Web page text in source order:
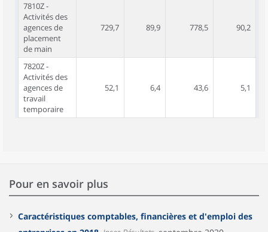
7810Z -
Activités des
agences de
placement
de main
729,7 89,9 778,5 90,2
7820Z -
Activités des
agences de
travail
temporaire
52,1 6,4 43,6 5,1
Pour en savoir plus
Caractéristiques comptables, financières et d'emploi des